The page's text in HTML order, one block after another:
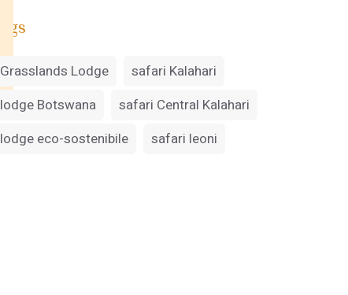
Tags
Grasslands Lodge
safari Kalahari
lodge Botswana
safari Central Kalahari
lodge eco-sostenibile
safari leoni